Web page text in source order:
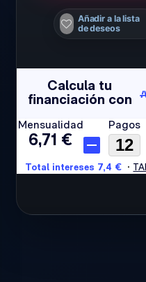
Añadir a la lista
de deseos